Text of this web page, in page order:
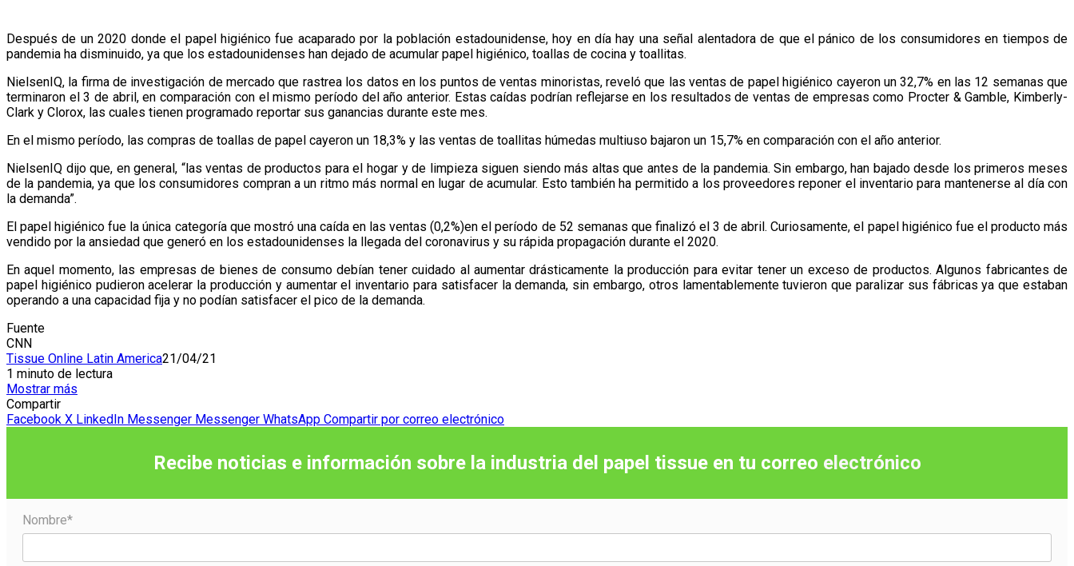
Después de un 2020 donde el papel higiénico fue acaparado por la población estadounidense, hoy en día hay una señal alentadora de que el pánico de los consumidores en tiempos de
pandemia ha disminuido, ya que los estadounidenses han dejado de acumular papel higiénico, toallas de cocina y toallitas.
NielsenIQ, la firma de investigación de mercado que rastrea los datos en los puntos de ventas minoristas, reveló que las ventas de papel higiénico cayeron un 32,7% en las 12 semanas que
terminaron el 3 de abril, en comparación con el mismo período del año anterior. Estas caídas podrían reflejarse en los resultados de ventas de empresas como Procter & Gamble, Kimberly-
Clark y Clorox, las cuales tienen programado reportar sus ganancias durante este mes.
En el mismo período, las compras de toallas de papel cayeron un 18,3% y las ventas de toallitas húmedas multiuso bajaron un 15,7% en comparación con el año anterior.
NielsenIQ dijo que, en general, “las ventas de productos para el hogar y de limpieza siguen siendo más altas que antes de la pandemia. Sin embargo, han bajado desde los primeros meses
de la pandemia, ya que los consumidores compran a un ritmo más normal en lugar de acumular. Esto también ha permitido a los proveedores reponer el inventario para mantenerse al día con
la demanda”.
El papel higiénico fue la única categoría que mostró una caída en las ventas (0,2%)en el período de 52 semanas que finalizó el 3 de abril. Curiosamente, el papel higiénico fue el producto más
vendido por la ansiedad que generó en los estadounidenses la llegada del coronavirus y su rápida propagación durante el 2020.
En aquel momento, las empresas de bienes de consumo debían tener cuidado al aumentar drásticamente la producción para evitar tener un exceso de productos. Algunos fabricantes de
papel higiénico pudieron acelerar la producción y aumentar el inventario para satisfacer la demanda, sin embargo, otros lamentablemente tuvieron que paralizar sus fábricas ya que estaban
operando a una capacidad fija y no podían satisfacer el pico de la demanda.
Fuente
CNN
Tissue Online Latin America21/04/21
1 minuto de lectura
Mostrar más
Compartir
Facebook X LinkedIn Messenger Messenger WhatsApp Compartir por correo electrónico
Recibe noticias e información sobre la industria del papel tissue en tu correo electrónico
Nombre*